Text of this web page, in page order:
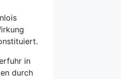
in
durch